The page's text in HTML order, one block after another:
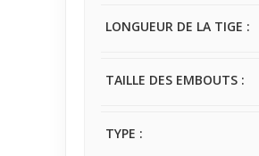
LONGUEUR DE LA TIGE :
TAILLE DES EMBOUTS :
TYPE :